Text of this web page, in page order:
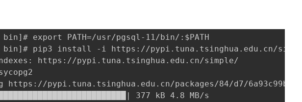
bin]# export PATH=/usr/pgsql-11/bin/:$PATH
bin]# pip3 install -i https://pypi.tuna.tsinghua.edu.cn/
https://pypi.tuna.tsinghua.edu.cn/simple/
https://pypi.tuna.tsinghua.edu.cn/packages/84/d7/
377 kB 4.8 MB/s